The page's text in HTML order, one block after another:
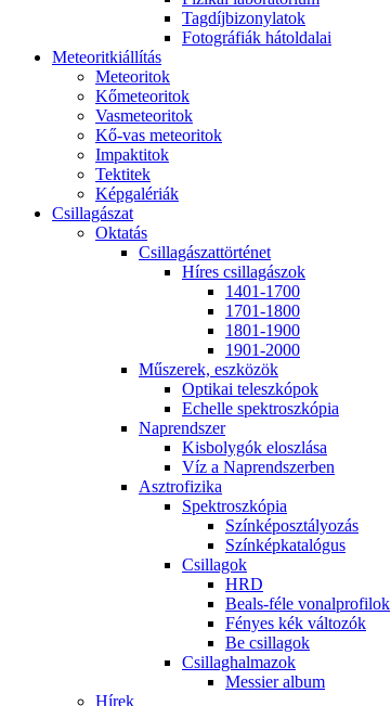
Tag­díj­bi­zony­la­tok
Fo­tog­rá­fi­ák hát­ol­da­lai
Me­te­o­rit­ki­ál­lí­tás
Me­te­o­ri­tok
Kő­me­te­o­ri­tok
Vas­me­te­o­ri­tok
Kő-vas me­te­o­ri­tok
Imp­ak­ti­tok
Tek­ti­tek
Kép­ga­lé­ri­ák
Csil­la­gá­szat
Ok­ta­tás
Csil­la­gá­szat­tör­té­net
Hí­res csil­la­gá­szok
1401-1700
1701-1800
1801-1900
1901-2000
Mű­sze­rek, esz­kö­zök
Op­ti­kai te­lesz­kó­pok
Echel­le spekt­rosz­kó­pia
Nap­rend­szer
Kis­boly­gók el­osz­lá­sa
Víz a Nap­rend­szer­ben
Aszt­ro­fi­zi­ka
Spekt­rosz­kó­pia
Szín­kép­osz­tá­lyo­zás
Szín­kép­ka­ta­ló­gus
Csil­la­gok
HRD
Be­als-fé­le vo­nal­pro­fi­lok
Fé­nyes kék vál­to­zók
Be csil­la­gok
Csil­lag­hal­ma­zok
Mes­si­er al­bum
Hí­rek